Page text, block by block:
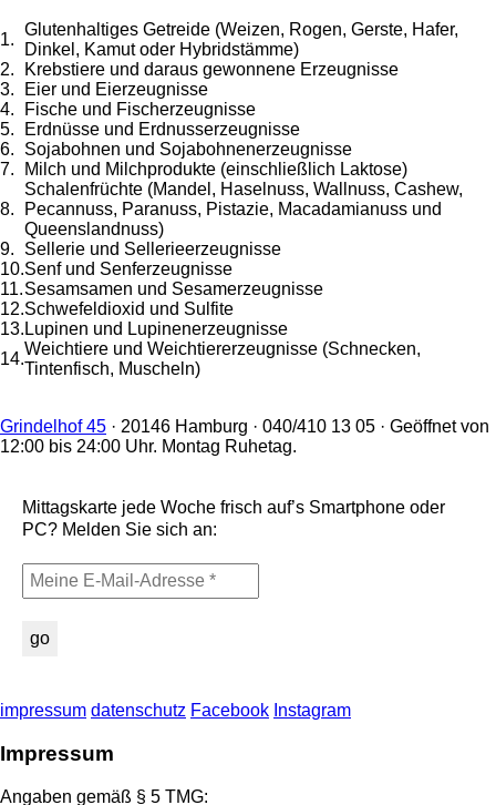
1.
Glutenhaltiges Getreide (Weizen, Rogen, Gerste, Hafer,
Dinkel, Kamut oder Hybridstämme)
2.
Krebstiere und daraus gewonnene Erzeugnisse
3.
Eier und Eierzeugnisse
4.
Fische und Fischerzeugnisse
5.
Erdnüsse und Erdnusserzeugnisse
6.
Sojabohnen und Sojabohnenerzeugnisse
7.
Milch und Milchprodukte (einschließlich Laktose)
8.
Schalenfrüchte (Mandel, Haselnuss, Wallnuss, Cashew,
Pecannuss, Paranuss, Pistazie, Macadamianuss und
Queenslandnuss)
9.
Sellerie und Sellerieerzeugnisse
10.Senf und Senferzeugnisse
11.Sesamsamen und Sesamerzeugnisse
12.Schwefeldioxid und Sulfite
13. Lupinen und Lupinenerzeugnisse
14.
Weichtiere und Weichtiererzeugnisse (Schnecken,
Tintenfisch, Muscheln)
Grindelhof 45 · 20146 Hamburg · 040/410 13 05 · Geöffnet von
12:00 bis 24:00 Uhr. Montag Ruhetag.
Mittagskarte jede Woche frisch auf’s Smartphone oder
PC? Melden Sie sich an:
impressum datenschutz Facebook Instagram
Impressum
Angaben gemäß § 5 TMG: